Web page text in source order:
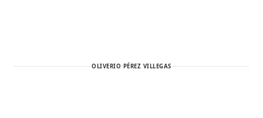
OLIVERIO PÉREZ VILLEGAS